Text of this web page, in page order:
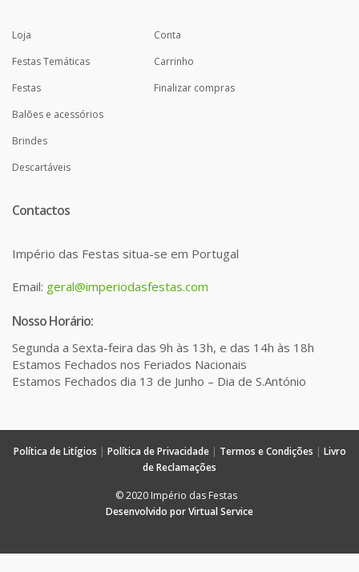
Loja
Festas Temáticas
Festas
Balões e acessórios
Brindes
Descartáveis
Conta
Carrinho
Finalizar compras
Contactos
Império das Festas situa-se em Portugal
Email: geral@imperiodasfestas.com
Nosso Horário:
Segunda a Sexta-feira das 9h às 13h, e das 14h às 18h
Estamos Fechados nos Feriados Nacionais
Estamos Fechados dia 13 de Junho – Dia de S.António
Política de Litígios | Política de Privacidade| Termos e Condições | Livro
de Reclamações
© 2020 Império das Festas
Desenvolvido por Virtual Service